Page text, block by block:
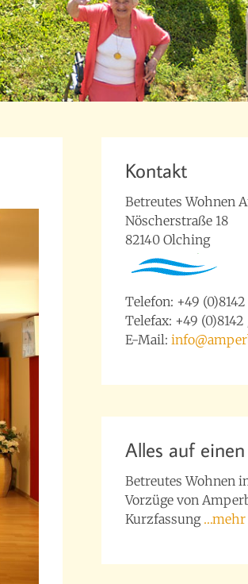
Kontakt
Betreutes Wohnen
Nöscherstraße 18
82140 Olching
Telefon: +49
Telefax: +49
E-Mail:
Alles auf
Betreutes Wohnen
Vorzüge von
Kurzfassung …mehr